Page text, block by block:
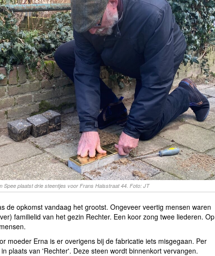
Spee plaatst drie steentjes voor Frans Halsstraat 44. Foto: JT
de opkomst vandaag het grootst. Ongeveer veertig mensen waren
familielid van het gezin Rechter. Een koor zong twee liederen. Op
moeder Erna is er overigens bij de fabricatie iets misgegaan. Per
plaats van 'Rechter'. Deze steen wordt binnenkort vervangen.